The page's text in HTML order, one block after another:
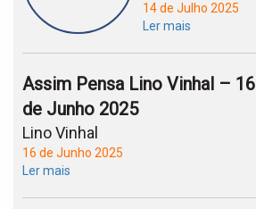
14 de Julho 2025
Ler mais
Assim Pensa Lino Vinhal – 16
de Junho 2025
Lino Vinhal
16 de Junho 2025
Ler mais